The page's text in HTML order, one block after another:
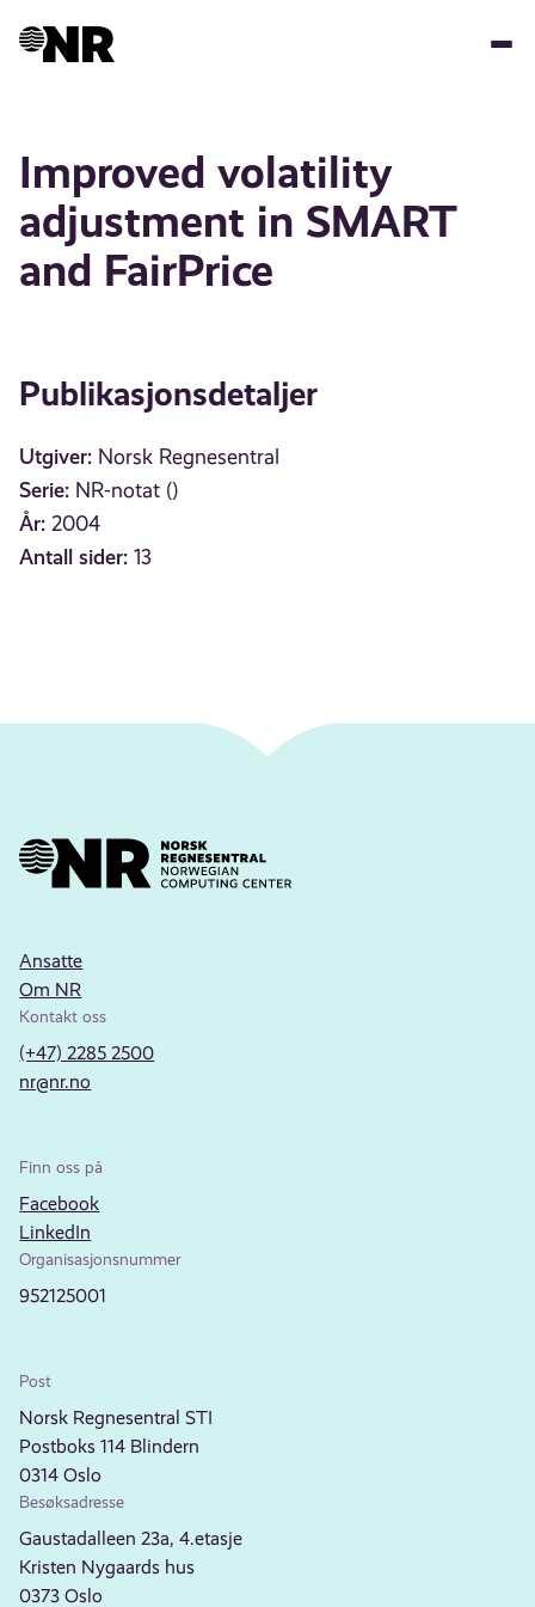
Improved volatility
adjustment in SMART
and FairPrice
Publikasjonsdetaljer
Utgiver: Norsk Regnesentral
Serie: NR-notat ()
År: 2004
Antall sider: 13
Ansatte
Om NR
Kontakt oss
(+47) 2285 2500
nr@nr.no
Finn oss på
Facebook
LinkedIn
Organisasjonsnummer
952125001
Post
Norsk Regnesentral STI
Postboks 114 Blindern
0314 Oslo
Besøksadresse
Gaustadalleen 23a, 4.etasje
Kristen Nygaards hus
0373 Oslo